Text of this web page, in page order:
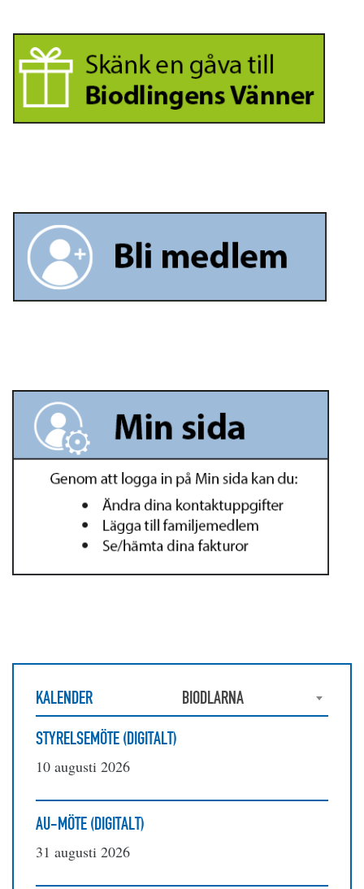
KALENDER
BIODLARNA
STYRELSEMÖTE (DIGITALT)
10 augusti 2026
AU-MÖTE (DIGITALT)
31 augusti 2026